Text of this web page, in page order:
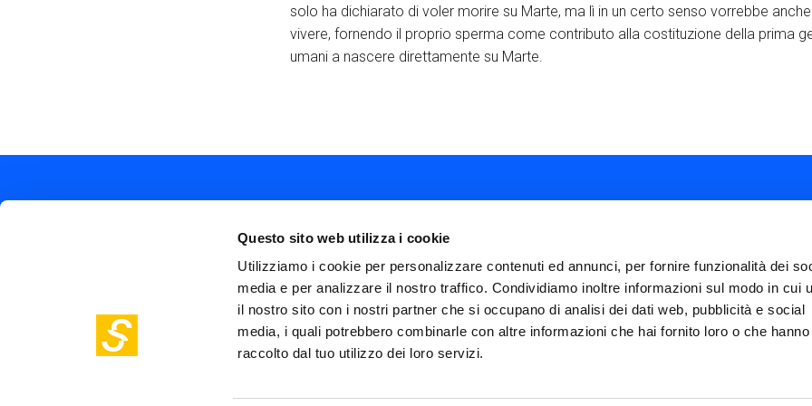
Questo sito web utilizza i cookie
Utilizziamo i cookie per personalizzare contenuti ed annunci, per fornire funzionalità dei
media e per analizzare il nostro traffico. Condividiamo inoltre informazioni sul modo in cui
il nostro sito con i nostri partner che si occupano di analisi dei dati web, pubblicità e social
media, i quali potrebbero combinarle con altre informazioni che hai fornito loro o che hanno
raccolto dal tuo utilizzo dei loro servizi.
solo ha dichiarato di voler morire su Marte, ma lì in un certo senso vorrebbe
vivere, fornendo il proprio sperma come contributo alla costituzione della prima
umani a nascere direttamente su Marte.
info@steptothefuture.it
+39 02 33 020 088
Social
menu
Footer
policies
FAQ Termini e condizioni Privacy policy
Impostazioni cookies